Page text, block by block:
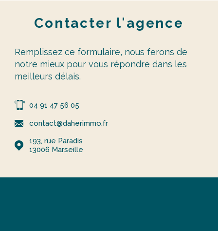
Contacter l'agence
Remplissez ce formulaire, nous ferons de
notre mieux pour vous répondre dans les
meilleurs délais.
04 91 47 56 05
contact@daherimmo.fr
193, rue Paradis
13006
Marseille